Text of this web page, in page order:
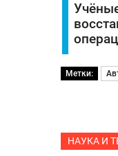
Метки:
НАУКА И